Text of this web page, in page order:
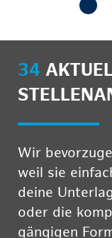
34
Wir
weil sie
deine
oder die
gängigen